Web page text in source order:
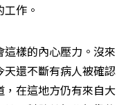
作。
樣的內心壓力。沒來
還不斷有病人被確認
在這地方仍有來自大